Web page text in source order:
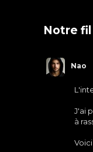
Notre
Nao
J'ai
à